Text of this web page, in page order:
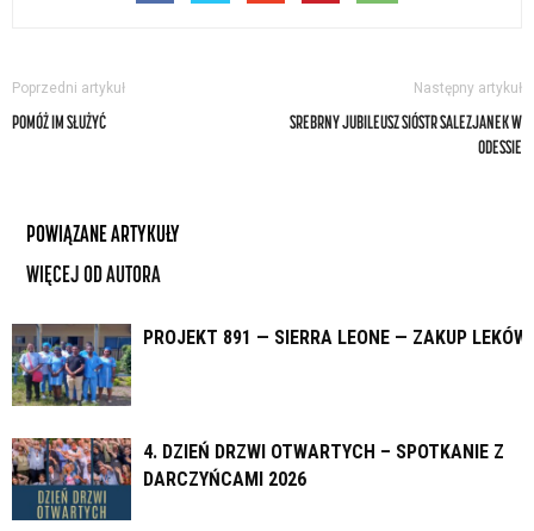
Poprzedni artykuł
POMÓŻ IM SŁUŻYĆ
Następny artykuł
SREBRNY JUBILEUSZ SIÓSTR SALEZJANEK W
ODESSIE
POWIĄZANE ARTYKUŁY
WIĘCEJ OD AUTORA
PROJEKT 891 — SIERRA LEONE — ZAKUP LEKÓW
4. DZIEŃ DRZWI OTWARTYCH – SPOTKANIE Z
DARCZYŃCAMI 2026